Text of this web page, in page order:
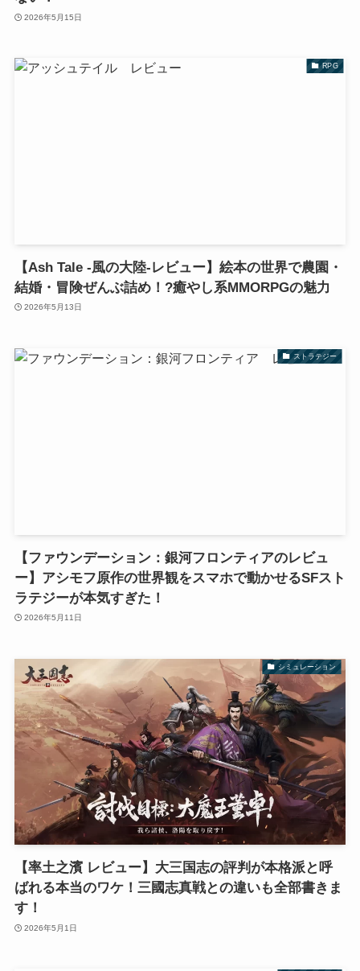
2026年5月15日
RPG
【Ash Tale -風の大陸-レビュー】絵本の世界で農園・
結婚・冒険ぜんぶ詰め！?癒やし系MMORPGの魅力
2026年5月13日
ストラテジー
【ファウンデーション：銀河フロンティアのレビュ
ー】アシモフ原作の世界観をスマホで動かせるSFスト
ラテジーが本気すぎた！
2026年5月11日
シミュレーション
【率土之濱 レビュー】大三国志の評判が本格派と呼
ばれる本当のワケ！三國志真戦との違いも全部書きま
す！
2026年5月1日